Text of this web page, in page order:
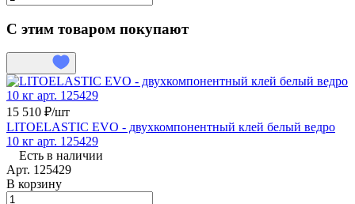
С этим товаром покупают
15 510 ₽/шт
LITOELASTIC EVO - двухкомпонентный клей белый ведро
10 кг арт. 125429
Есть в наличии
Арт. 125429
В корзину